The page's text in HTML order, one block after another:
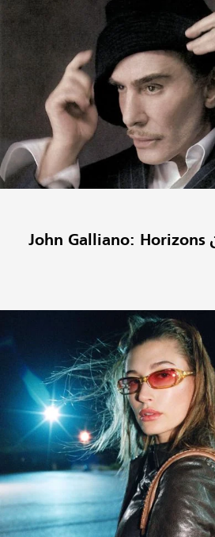
كل ما يجب معرفته عن John Galliano: Horizons